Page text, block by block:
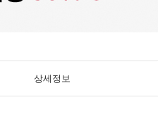
상세정보